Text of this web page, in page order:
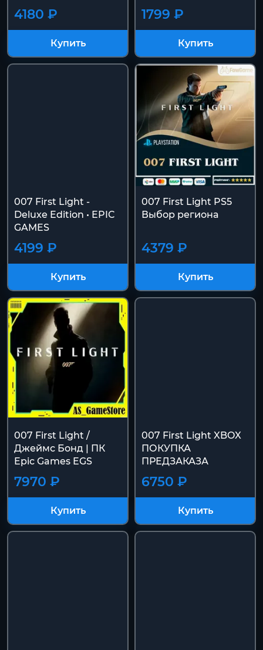
4180 ₽
Купить
1799 ₽
Купить
007 First Light -
Deluxe Edition • EPIC
GAMES
4199 ₽
Купить
007 First Light PS5
Выбор региона
4379 ₽
Купить
007 First Light /
Джеймс Бонд | ПК
Epic Games EGS
7970 ₽
Купить
007 First Light XBOX
ПОКУПКА
ПРЕДЗАКАЗА
6750 ₽
Купить